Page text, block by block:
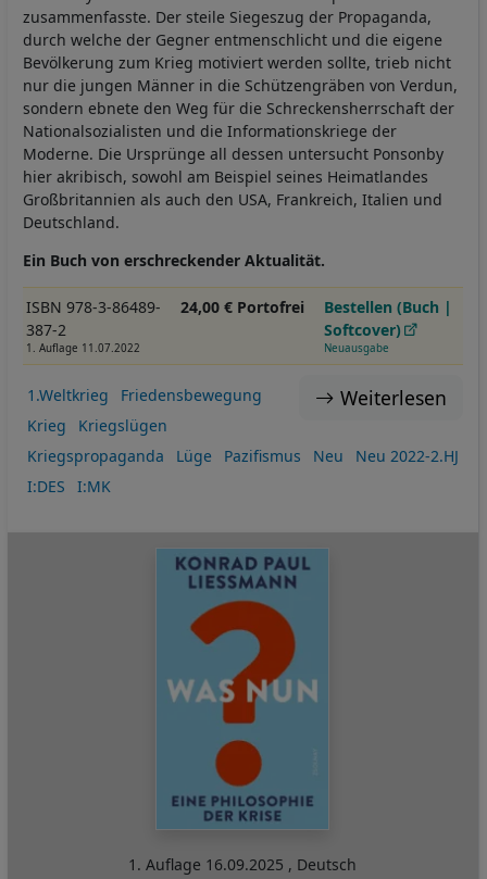
zusammenfasste. Der steile Siegeszug der Propaganda,
durch welche der Gegner entmenschlicht und die eigene
Bevölkerung zum Krieg motiviert werden sollte, trieb nicht
nur die jungen Männer in die Schützengräben von Verdun,
sondern ebnete den Weg für die Schreckensherrschaft der
Nationalsozialisten und die Informationskriege der
Moderne. Die Ursprünge all dessen untersucht Ponsonby
hier akribisch, sowohl am Beispiel seines Heimatlandes
Großbritannien als auch den USA, Frankreich, Italien und
Deutschland.
Ein Buch von erschreckender Aktualität.
ISBN 978-3-86489-
387-2
1. Auflage 11.07.2022
24,00 € Portofrei
Bestellen (Buch |
Softcover)
Neuausgabe
Weiterlesen
1.Weltkrieg
Friedensbewegung
Krieg
Kriegslügen
Kriegspropaganda
Lüge Pazifismus Neu
Neu 2022-2.HJ
I:DES
I:MK
1. Auflage 16.09.2025 , Deutsch